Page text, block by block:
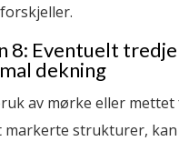
8: Eventuelt
dekning
av mørke eller
strukturer,